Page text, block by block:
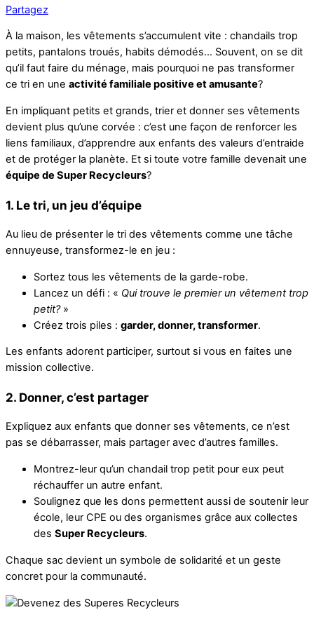
Partagez
À la maison, les vêtements s’accumulent vite : chandails trop
petits, pantalons troués, habits démodés… Souvent, on se dit
qu’il faut faire du ménage, mais pourquoi ne pas transformer
ce tri en une activité familiale positive et amusante?
En impliquant petits et grands, trier et donner ses vêtements
devient plus qu’une corvée : c’est une façon de renforcer les
liens familiaux, d’apprendre aux enfants des valeurs d’entraide
et de protéger la planète. Et si toute votre famille devenait une
équipe de Super Recycleurs?
1. Le tri, un jeu d’équipe
Au lieu de présenter le tri des vêtements comme une tâche
ennuyeuse, transformez-le en jeu :
Sortez tous les vêtements de la garde-robe.
Lancez un défi : « Qui trouve le premier un vêtement trop
petit?»
Créez trois piles : garder, donner, transformer.
Les enfants adorent participer, surtout si vous en faites une
mission collective.
2. Donner, c’est partager
Expliquez aux enfants que donner ses vêtements, ce n’est
pas se débarrasser, mais partager avec d’autres familles.
Montrez-leur qu’un chandail trop petit pour eux peut
réchauffer un autre enfant.
Soulignez que les dons permettent aussi de soutenir leur
école, leur CPE ou des organismes grâce aux collectes
des Super Recycleurs.
Chaque sac devient un symbole de solidarité et un geste
concret pour la communauté.